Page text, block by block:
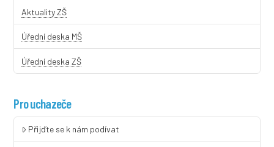
Aktuality ZŠ
Úřední deska MŠ
Úřední deska ZŠ
Pro uchazeče
Přijďte se k nám podívat